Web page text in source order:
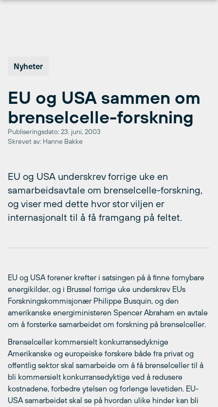
Nyheter
EU og USA sammen om
brenselcelle-forskning
Publiseringsdato: 23. juni, 2003
Skrevet av: Hanne Bakke
EU og USA underskrev forrige uke en
samarbeidsavtale om brenselcelle-forskning,
og viser med dette hvor stor viljen er
internasjonalt til å få framgang på feltet.
EU og USA forener krefter i satsingen på å finne fornybare
energikilder, og i Brussel forrige uke underskrev EUs
Forskningskommisjonær Philippe Busquin, og den
amerikanske energiministeren Spencer Abraham en avtale
om å forsterke samarbeidet om forskning på brenselceller.
Brenselceller kommersielt konkurransedyknige
Amerikanske og europeiske forskere både fra privat og
offentlig sektor skal samarbeide om å få brenselceller til å
bli kommersielt konkurransedyktige ved å redusere
kostnadene, forbedre ytelsen og forlenge levetiden. EU-
USA samarbeidet skal se på hvordan ulike hinder kan bli